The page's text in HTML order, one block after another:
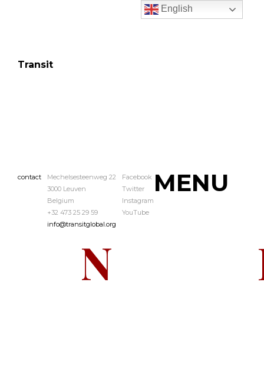
Transit
contact
Mechelsesteenweg 22
3000 Leuven
Belgium
+32 473 25 29 59
info@transitglobal.org
Facebook
Twitter
Instagram
YouTube
MENU
N
S
English